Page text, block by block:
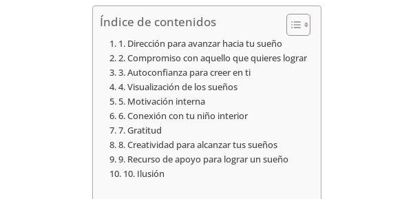
Índice de contenidos
1. Dirección para avanzar hacia tu sueño
2. Compromiso con aquello que quieres lograr
3. Autoconfianza para creer en ti
4. Visualización de los sueños
5. Motivación interna
6. Conexión con tu niño interior
7. Gratitud
8. Creatividad para alcanzar tus sueños
9. Recurso de apoyo para lograr un sueño
10. Ilusión